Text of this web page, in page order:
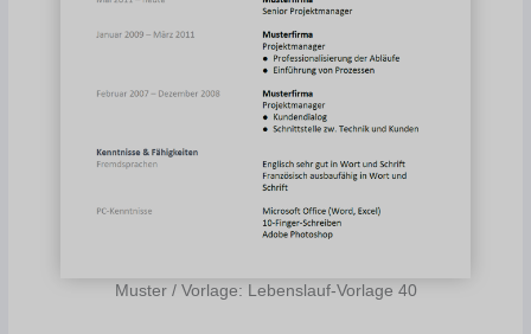
Muster / Vorlage: Lebenslauf-Vorlage 40